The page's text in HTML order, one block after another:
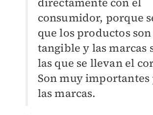
consumidor, porque
que los productos
tangible y las marcas
las que se llevan el
Son muy importantes
las marcas.